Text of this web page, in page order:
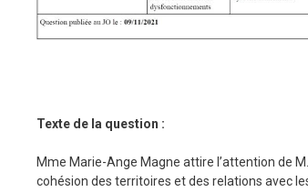
Texte de la question :
Mme Marie-Ange Magne attire l’attention de
cohésion des territoires et des relations avec